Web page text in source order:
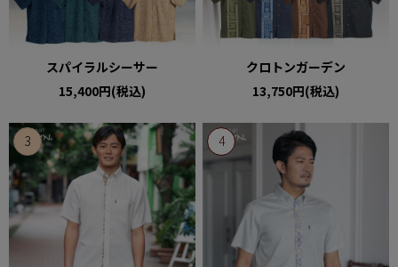
スパイラルシーサー
15,400円(税込)
クロトンガーデン
13,750円(税込)